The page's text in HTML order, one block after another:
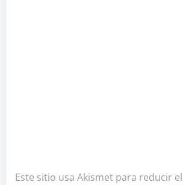
Este sitio usa Akismet para reducir